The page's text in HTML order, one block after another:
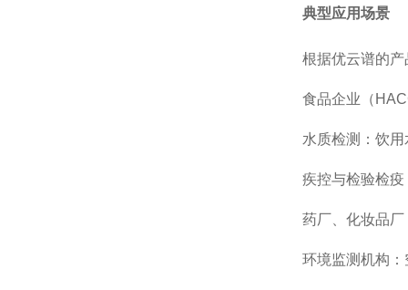
典型应用场景
根据优云谱的
食品企业（
水质检测：饮
疾控与检验检
药厂、化妆品
环境监测机构